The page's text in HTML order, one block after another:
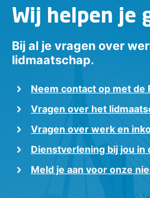
Wij helpen je
Bij al je vragen over
lidmaatschap.
Neem contact op met de
Vragen over het
Vragen over werk en
Dienstverlening bij jou in
Meld je aan voor onze